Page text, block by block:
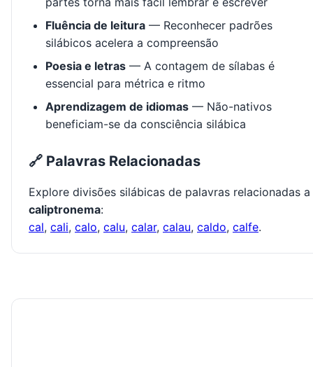
Fluência de leitura — Reconhecer padrões
silábicos acelera a compreensão
Poesia e letras — A contagem de sílabas é
essencial para métrica e ritmo
Aprendizagem de idiomas — Não-nativos
beneficiam-se da consciência silábica
🔗 Palavras Relacionadas
Explore divisões silábicas de palavras relacionadas a
caliptronema:
cal, cali, calo, calu, calar, calau, caldo, calfe.